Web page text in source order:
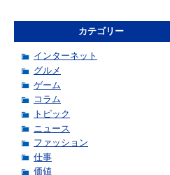
カテゴリー
インターネット
グルメ
ゲーム
コラム
トピック
ニュース
ファッション
仕事
価値